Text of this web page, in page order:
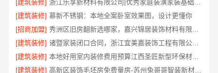
[建筑装修]
[建筑装修] 慕新不锈钢：本地全案卧室效果图，设计更懂你
[招商加盟]
[建筑装修]
诸暨家装闭口合同，浙江宜美嘉装饰工程有限公司安心托付
[建筑装修]
本地好用室内装修费用预算江西圣匠新型环保材料有限公司
[建筑装修]
高新区装饰毛坯房免费量房-苏州兔哥哥智装新材料有限公司